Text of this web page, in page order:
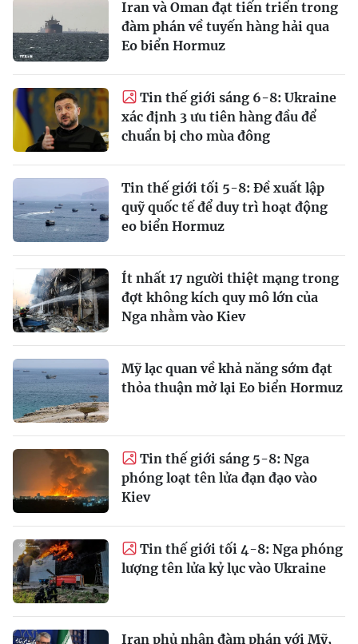
Iran và Oman đạt tiến triển trong
đàm phán về tuyến hàng hải qua
Eo biển Hormuz
Tin thế giới sáng 6-8: Ukraine
xác định 3 ưu tiên hàng đầu để
chuẩn bị cho mùa đông
Tin thế giới tối 5-8: Đề xuất lập
quỹ quốc tế để duy trì hoạt động
eo biển Hormuz
Ít nhất 17 người thiệt mạng trong
đợt không kích quy mô lớn của
Nga nhằm vào Kiev
Mỹ lạc quan về khả năng sớm đạt
thỏa thuận mở lại Eo biển Hormuz
Tin thế giới sáng 5-8: Nga
phóng loạt tên lửa đạn đạo vào
Kiev
Tin thế giới tối 4-8: Nga phóng
lượng tên lửa kỷ lục vào Ukraine
Iran phủ nhận đàm phán với Mỹ,